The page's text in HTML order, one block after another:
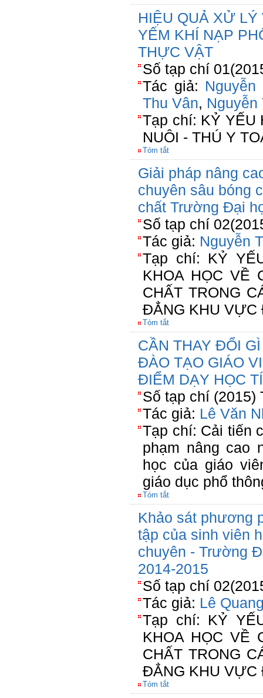
HIỆU QUẢ XỬ LÝ
YẾM KHÍ NẠP
THỰC VẬT
Số tạp chí
Tác giả:
Thu Vân, Nguyễn
Tạp chí: KỶ YẾU
NUÔI - THÚ Y
Tóm tắt
Giải pháp nâng
chuyên sâu bóng
chất Trường Đại
Số tạp chí
Tác giả: Nguyễn
Tạp chí: KỶ
KHOA HỌC VỀ
CHẤT TRONG
ĐẲNG KHU VỰC
Tóm tắt
CẦN THAY ĐỔI
ĐÀO TẠO GIÁO
ĐIỂM DẠY HỌC
Số tạp chí (2015)
Tác giả: Lê Văn
Tạp chí: Cải tiến
phạm nâng cao
học của giáo
giáo dục phổ
Tóm tắt
Khảo sát phương
tập của sinh viên
chuyên - Trường
2014-2015
Số tạp chí
Tác giả: Lê
Tạp chí: KỶ
KHOA HỌC VỀ
CHẤT TRONG
ĐẲNG KHU VỰC
Tóm tắt